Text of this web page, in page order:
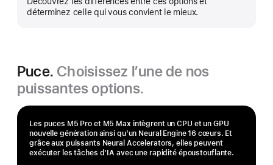
déterminez celle qui vous convient le mieux.
plus
Puce. Choisissez l’une de nos
puissantes options.
Les puces M5 Pro et M5 Max intègrent un CPU et un GPU
nouvelle génération ainsi qu’un Neural Engine 16 cœurs. Et
grâce aux puissants Neural Accelerators, elles peuvent
exécuter les tâches d’IA avec une rapidité époustouflante.